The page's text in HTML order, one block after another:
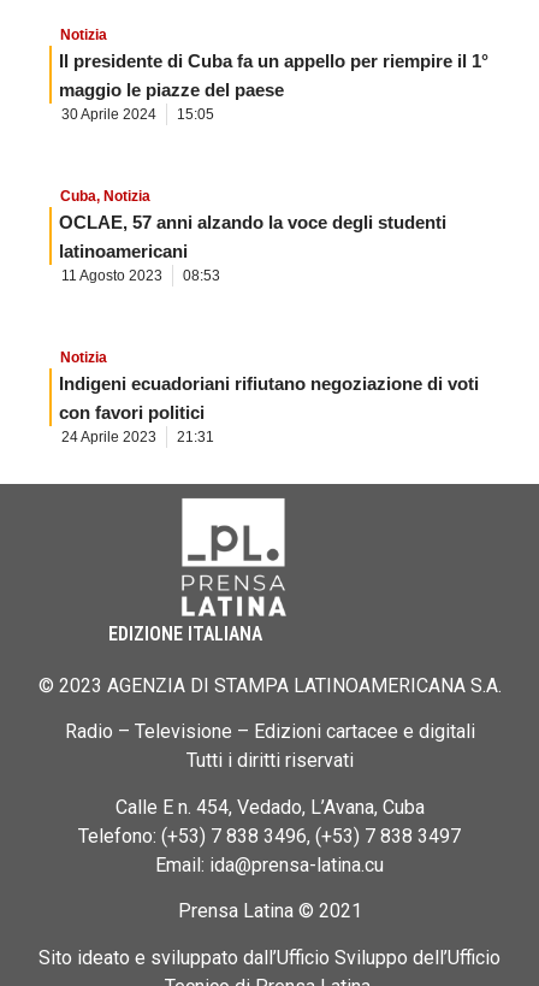
Notizia
Il presidente di Cuba fa un appello per riempire il 1°
maggio le piazze del paese
30 Aprile 2024 15:05
Cuba, Notizia
OCLAE, 57 anni alzando la voce degli studenti
latinoamericani
11 Agosto 2023 08:53
Notizia
Indigeni ecuadoriani rifiutano negoziazione di voti
con favori politici
24 Aprile 2023 21:31
EDIZIONE ITALIANA
© 2023 AGENZIA DI STAMPA LATINOAMERICANA S.A.
Radio – Televisione – Edizioni cartacee e digitali
Tutti i diritti riservati
Calle E n. 454, Vedado, L’Avana, Cuba
Telefono: (+53) 7 838 3496, (+53) 7 838 3497
Email: ida@prensa-latina.cu
Prensa Latina © 2021
Sito ideato e sviluppato dall’Ufficio Sviluppo dell’Ufficio